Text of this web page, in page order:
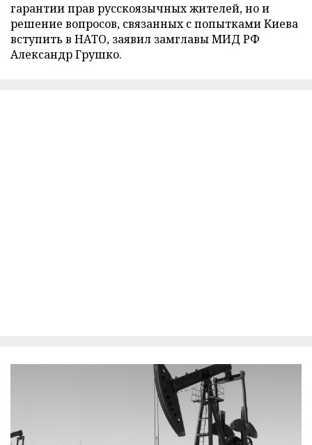
гарантии прав русскоязычных жителей, но и
решение вопросов, связанных с попытками Киева
вступить в НАТО, заявил замглавы МИД РФ
Александр Грушко.